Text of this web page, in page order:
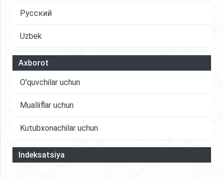
Русский
Uzbek
Axborot
O'quvchilar uchun
Mualliflar uchun
Kutubxonachilar uchun
Indeksatsiya